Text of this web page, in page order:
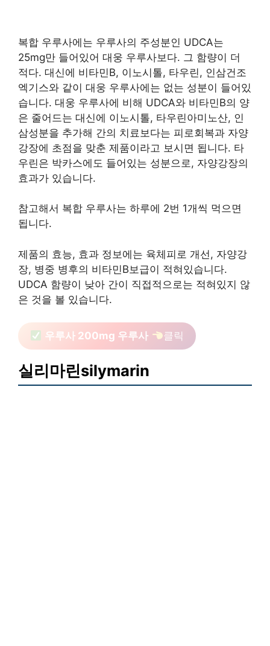
복합 우루사에는 우루사의 주성분인 UDCA는
25mg만 들어있어 대웅 우루사보다. 그 함량이 더
적다. 대신에 비타민B, 이노시톨, 타우린, 인삼건조
엑기스와 같이 대웅 우루사에는 없는 성분이 들어있
습니다. 대웅 우루사에 비해 UDCA와 비타민B의 양
은 줄어드는 대신에 이노시톨, 타우린아미노산, 인
삼성분을 추가해 간의 치료보다는 피로회복과 자양
강장에 초점을 맞춘 제품이라고 보시면 됩니다. 타
우린은 박카스에도 들어있는 성분으로, 자양강장의
효과가 있습니다.
참고해서 복합 우루사는 하루에 2번 1개씩 먹으면
됩니다.
제품의 효능, 효과 정보에는 육체피로 개선, 자양강
장, 병중 병후의 비타민B보급이 적혀있습니다.
UDCA 함량이 낮아 간이 직접적으로는 적혀있지 않
은 것을 볼 있습니다.
우루사 200mg 우루사 클릭
실리마린silymarin